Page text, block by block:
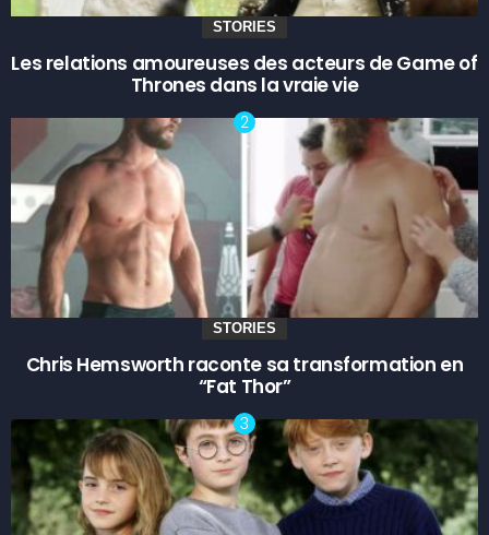
STORIES
Les relations amoureuses des acteurs de Game of
Thrones dans la vraie vie
STORIES
Chris Hemsworth raconte sa transformation en
“Fat Thor”